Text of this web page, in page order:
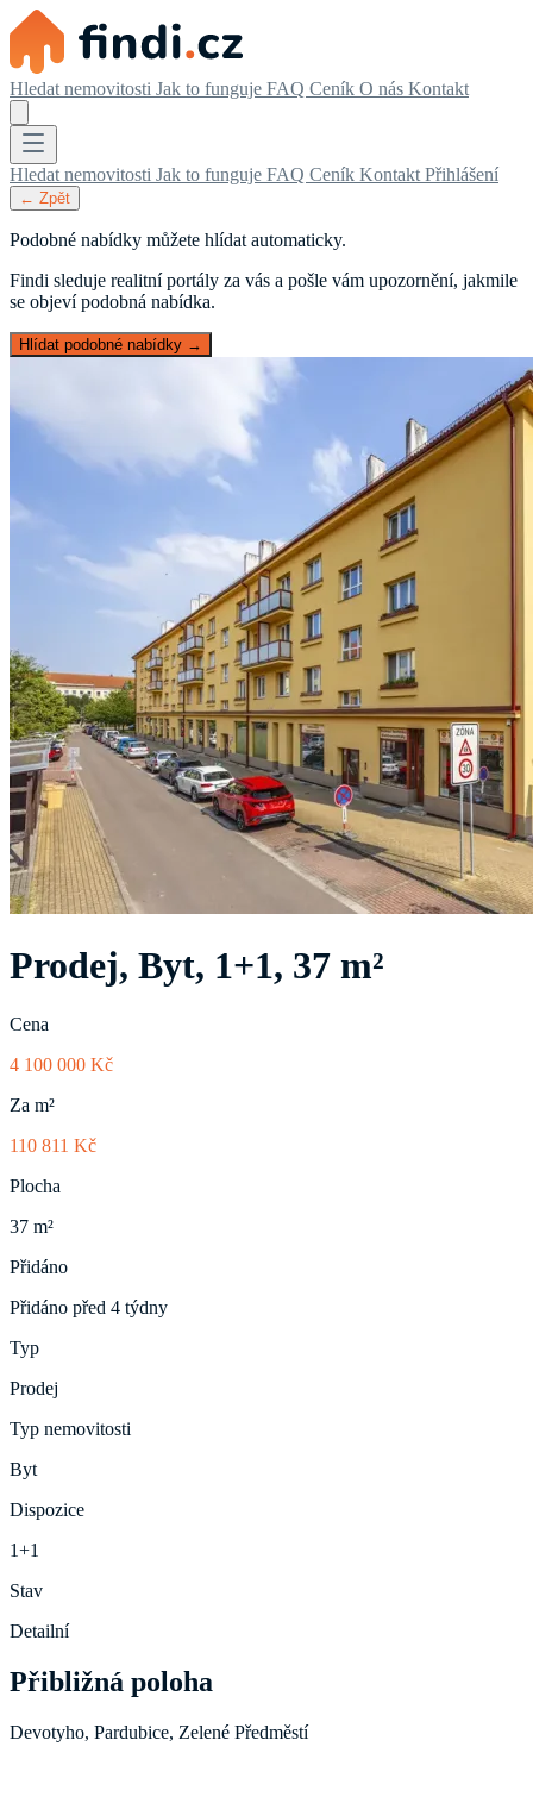
Hledat nemovitosti Jak to funguje FAQ Ceník O nás Kontakt
Hledat nemovitosti Jak to funguje FAQ Ceník Kontakt Přihlášení
← Zpět
Podobné nabídky můžete hlídat automaticky.
Findi sleduje realitní portály za vás a pošle vám upozornění, jakmile
se objeví podobná nabídka.
Hlídat podobné nabídky →
Prodej, Byt, 1+1, 37 m²
Cena
4 100 000 Kč
Za m²
110 811 Kč
Plocha
37 m²
Přidáno
Přidáno před 4 týdny
Typ
Prodej
Typ nemovitosti
Byt
Dispozice
1+1
Stav
Detailní
Přibližná poloha
Devotyho, Pardubice, Zelené Předměstí